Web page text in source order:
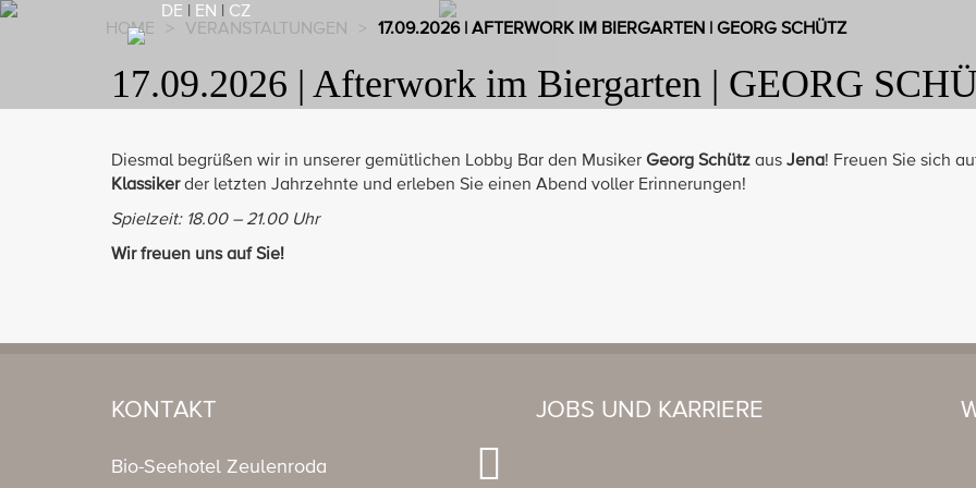
DE EN CZ
HOME > VERANSTALTUNGEN > 17.09.2026 | AFTERWORK IM BIERGARTEN | GEORG SCHÜTZ
17.09.2026 | Afterwork im Biergarten | GEORG
Diesmal begrüßen wir in unserer gemütlichen Lobby Bar den Musiker Georg Schütz aus Jena! Freuen Sie sich
Klassikerder letzten Jahrzehnte und erleben Sie einen Abend voller Erinnerungen!
Spielzeit: 18.00 – 21.00 Uhr
Wir freuen uns auf Sie!
KONTAKT
Bio-Seehotel Zeulenroda
JOBS UND KARRIERE